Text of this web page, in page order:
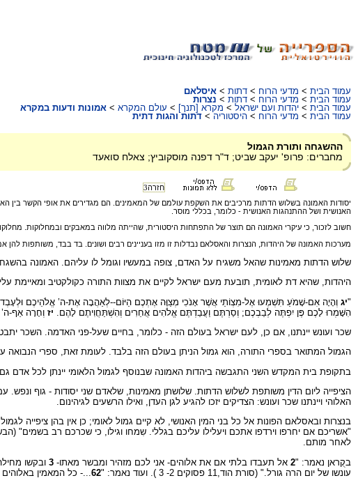
עמוד הבית > מדעי הרוח > דתות > איסלאם
עמוד הבית > מדעי הרוח > דתות > נצרות
עמוד הבית > יהדות ועם ישראל > מקרא [תנך] > עולם המקרא > אמונות ודעות במקרא
עמוד הבית > מדעי הרוח > היסטוריה > דתות והגות דתית
ההשגחה ותורת הגמול
מחברים: פרופ' יעקב שביט; ד"ר דפנה מוסקוביץ; צאלח סואעד
חזרה3
יסודות האמונה בשלוש הדתות מרכיבים את השקפת עולמם של המאמינים. הם מגדירים את אופי הקשר בין
האנושית ושל ההתנהגות האנושית - כלומר, בכללי מוסר.
חשוב לזכור, כי עיקרי האמונה הם תוצר של התפתחות היסטורית, שהייתה מלווה במאבקים ובמחלוקות.
מערכות האמונה של היהדות, הנצרות והאסלאם נבדלות זו מזו בעניינים רבים ושונים. בד בבד, משותפות להן
שלוש הדתות מאמינות שהאל משגיח על האדם, צופה במעשיו וגומל לו עליהם. האמונה
היהדות, שהיא דת לאומית, תובעת מעם ישראל לקיים את מצוות התורה כקולקטיב ומאיימת
"יג וְהָיָה אִם-שָׁמֹעַ תִּשְׁמְעוּ אֶל-מִצְו‍ֹתַי אֲשֶׁר אָנֹכִי מְצַוֶּה אֶתְכֶם הַיּוֹם--לְאַהֲבָה אֶת-ה’ אֱלֹהֵיכֶם
הִשָּׁמְרוּ לָכֶם פֶּן יִפְתֶּה לְבַבְכֶם; וְסַרְתֶּם וַעֲבַדְתֶּם אֱלֹהִים אֲחֵרִים וְהִשְׁתַּחֲוִיתֶם לָהֶם. יז וְחָרָה אַף-
שכר ועונש יינתנו, אם כן, לעם ישראל בעולם הזה - כלומר, בחיים שעל-פני האדמה. השכר
הגמול המתואר בספרי התורה, הוא גמול הניתן בעולם הזה בלבד. לעומת זאת, ספרי הנבואה
בתקופת בית המקדש השני התגבשה ביהדות האמונה שבנוסף לגמול הלאומי יינתן לכל אדם גם
הציפייה ליום הדין משותפת לשלוש הדתות. שלושתן מאמינות, שלאדם שני יסודות - גוף
האלוהי ויינתנו שכר ועונש: הצדיקים יזכו להגיע לגן העדן, ואילו הרשעים לגיהינום.
בנצרות ובאסלאם הפונות אל כל בני המין האנושי, לא קיים גמול לאומי; כן אין בהן ציפייה
לאחר מותם.
בקֻראן נאמר: "2 אל תעבדו בלתי אם את אלוהים- אני לכם מזהיר ומבשר מאתו- 3 ובקשו
עונשו של יום הרה גורל." (סורת הוד,11 פסוקים 2- 3 ). ועוד נאמר: "
62 ...- כל המאמין באלוהים